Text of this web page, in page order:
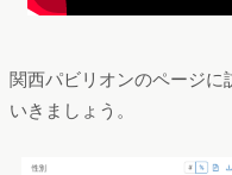
関西パビリオンのページに
いきましょう。